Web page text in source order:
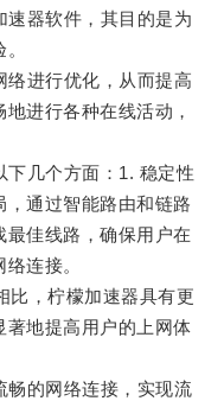
器软件，其目的是为
进行优化，从而提高
进行各种在线活动，
几个方面：1. 稳定性
通过智能路由和链路
佳线路，确保用户在
连接。
，柠檬加速器具有更
著地提高用户的上网体
的网络连接，实现流